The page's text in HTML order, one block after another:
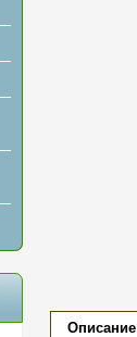
Описание